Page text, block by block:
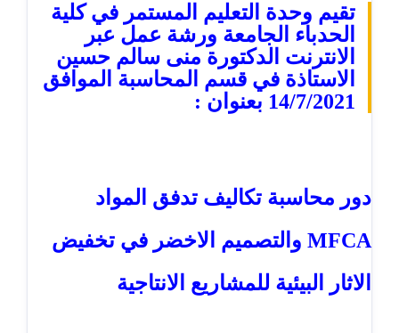
تقيم وحدة التعليم المستمر في كلية
الحدباء الجامعة ورشة عمل عبر
الانترنت الدكتورة منى سالم حسين
الاستاذة في قسم المحاسبة الموافق
14/7/2021 بعنوان :
دور محاسبة تكاليف تدفق المواد
MFCA والتصميم الاخضر في تخفيض
الاثار البيئية للمشاريع الانتاجية